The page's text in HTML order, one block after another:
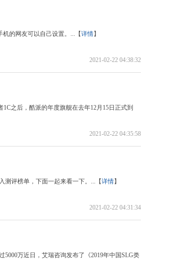
的网友可以自己设置。...【详情】
2021-02-22 04:38:32
之后，酷派的年度旗舰在去年12月15日正式到
2021-02-22 04:35:58
测评榜单，下面一起来看一下。...【详情】
2021-02-22 04:31:34
5000万近日，艾瑞咨询发布了《2019年中国SLG类